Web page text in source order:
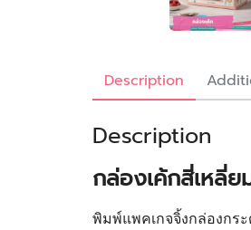
Description
Description
กล่องเค้กสี่เหลี่ย
พิมพ์แพคเกจจิ้งกล่องกร